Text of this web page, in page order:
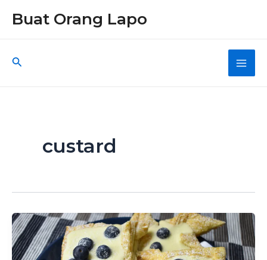
Buat Orang Lapo
Search
Main
custard